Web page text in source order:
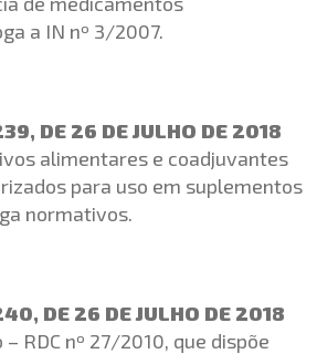
a IN nº 3/2007.
DE 26 DE JULHO DE 2018
alimentares e coadjuvantes
para uso em suplementos
normativos.
DE 26 DE JULHO DE 2018
RDC nº 27/2010, que dispõe